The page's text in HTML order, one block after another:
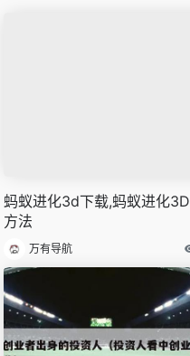
蚂蚁进化3d下载,蚂蚁进化
方法
万有导航